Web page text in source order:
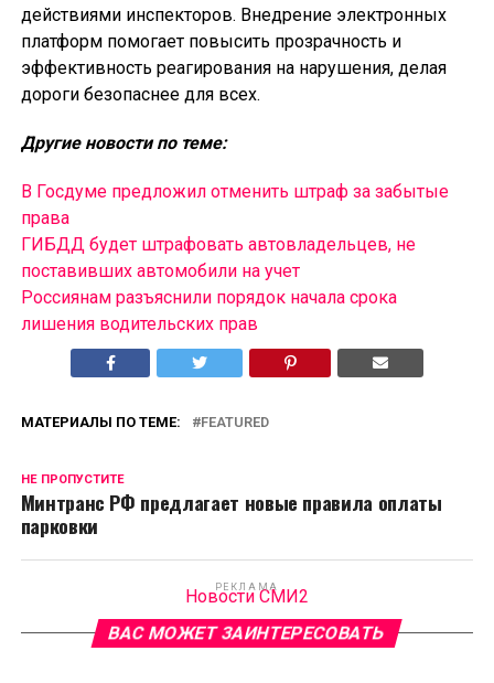
действиями инспекторов. Внедрение электронных
платформ помогает повысить прозрачность и
эффективность реагирования на нарушения, делая
дороги безопаснее для всех.
Другие новости по теме:
В Госдуме предложил отменить штраф за забытые
права
ГИБДД будет штрафовать автовладельцев, не
поставивших автомобили на учет
Россиянам разъяснили порядок начала срока
лишения водительских прав
МАТЕРИАЛЫ ПО ТЕМЕ: FEATURED
НЕ ПРОПУСТИТЕ
Минтранс РФ предлагает новые правила оплаты
парковки
РЕКЛАМА
Новости СМИ2
ВАС МОЖЕТ ЗАИНТЕРЕСОВАТЬ